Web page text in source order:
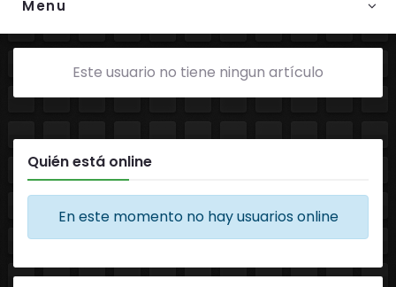
Menu
Este usuario no tiene ningun artículo
Quién está online
En este momento no hay usuarios online